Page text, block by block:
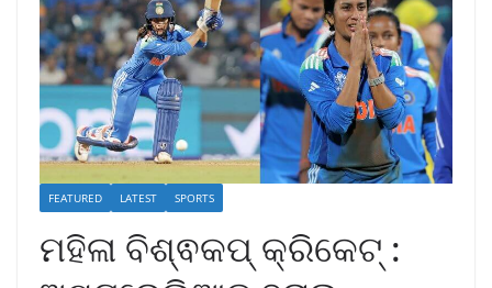
FEATURED LATEST SPORTS
ମହିଳା ବିଶ୍ଵକପ୍ କ୍ରିକେଟ୍ :